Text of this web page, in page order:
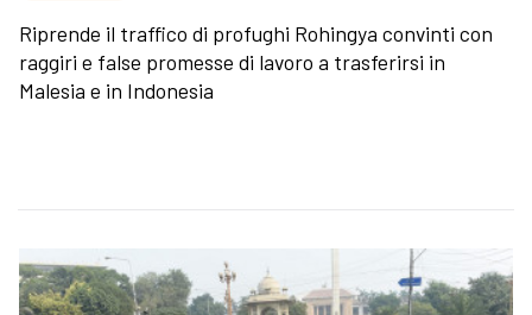
Riprende il traffico di profughi Rohingya convinti con
raggiri e false promesse di lavoro a trasferirsi in
Malesia e in Indonesia